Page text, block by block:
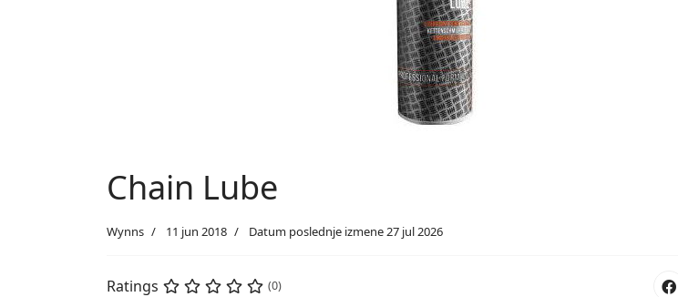
Chain Lube
Wynns 11 jun 2018 Datum poslednje izmene 27 jul 2026
Ratings (0)